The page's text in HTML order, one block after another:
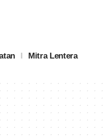
Mitra Lentera